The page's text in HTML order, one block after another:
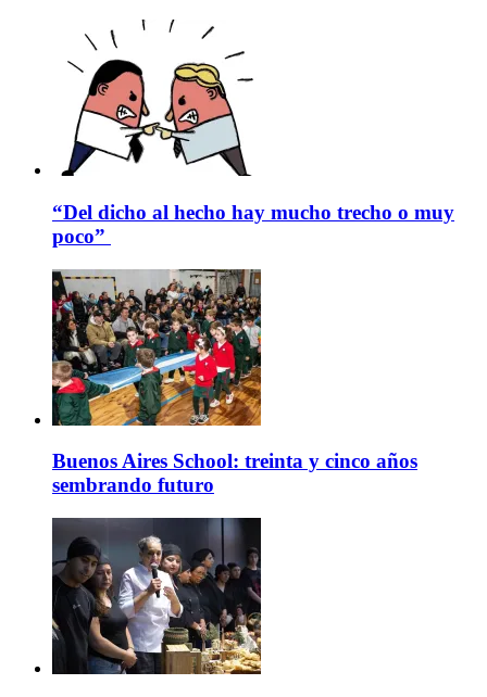
“Del dicho al hecho hay mucho trecho o muy
poco”
Buenos Aires School: treinta y cinco años
sembrando futuro